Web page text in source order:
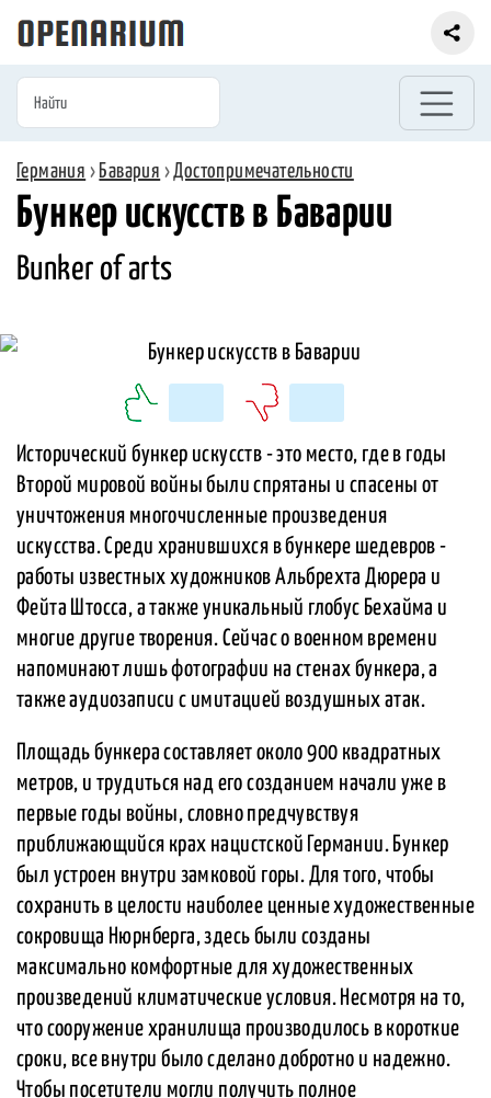
Германия › Бавария ›Достопримечательности
Бункер искусств в Баварии
Вunker of arts
Исторический бункер искусств - это место, где в годы
Второй мировой войны были спрятаны и спасены от
уничтожения многочисленные произведения
искусства. Среди хранившихся в бункере шедевров -
работы известных художников Альбрехта Дюрера и
Фейта Штосса, а также уникальный глобус Бехайма и
многие другие творения. Сейчас о военном времени
напоминают лишь фотографии на стенах бункера, а
также аудиозаписи с имитацией воздушных атак.
Площадь бункера составляет около 900 квадратных
метров, и трудиться над его созданием начали уже в
первые годы войны, словно предчувствуя
приближающийся крах нацистской Германии. Бункер
был устроен внутри замковой горы. Для того, чтобы
сохранить в целости наиболее ценные художественные
сокровища Нюрнберга, здесь были созданы
максимально комфортные для художественных
произведений климатические условия. Несмотря на то,
что сооружение хранилища производилось в короткие
сроки, все внутри было сделано добротно и надежно.
Чтобы посетители могли получить полное